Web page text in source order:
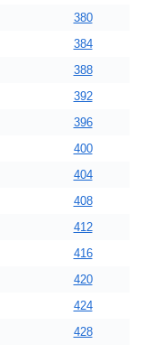
380
384
388
392
396
400
404
408
412
416
420
424
428